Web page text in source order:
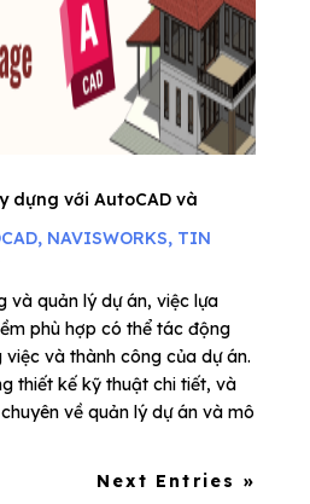
dựng với AutoCAD và
, NAVISWORKS, TIN
và quản lý dự án, việc lựa
phù hợp có thể tác động
việc và thành công của dự án.
thiết kế kỹ thuật chi tiết, và
về quản lý dự án và mô
Next Entries »